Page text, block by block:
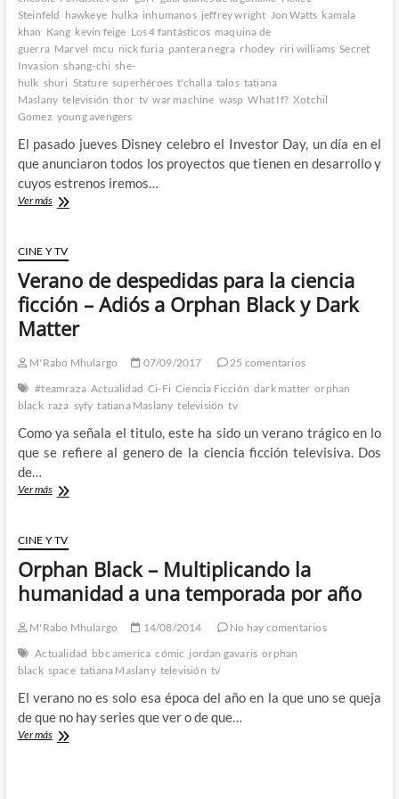
Steinfeld hawkeye hulka inhumanos jeffrey wright Jon Watts kamala
khan Kang kevin feige Los 4 fantásticos maquina de
guerra Marvel mcu nick furia pantera negra rhodey riri williams Secret
Invasion shang-chi she-
hulk shuri Stature superhéroes t'challa talos tatiana
Maslany televisión thor tv war machine wasp What If? Xotchil
Gomez young avengers
El pasado jueves Disney celebro el Investor Day, un día en el
que anunciaron todos los proyectos que tienen en desarrollo y
cuyos estrenos iremos…
Ver másDisney
casa
por
la
ventana
en
su
Day
nos
ahoga
anuncios
para
MCU
CINE Y TV
Verano de despedidas para la ciencia
ficción – Adiós a Orphan Black y Dark
Matter
M'Rabo Mhulargo 07/09/2017
25 comentarios
#teamraza Actualidad Ci-Fi Ciencia Ficción dark matter orphan
black raza syfy tatiana Maslany televisión tv
Como ya señala el titulo, este ha sido un verano trágico en lo
que se refiere al genero de la ciencia ficción televisiva. Dos
de…
Ver másVerano
para
la
ciencia
–
a
Orphan
Dark
Matter
CINE Y TV
Orphan Black – Multiplicando la
humanidad a una temporada por año
M'Rabo Mhulargo 14/08/2014
No hay comentarios
Actualidad bbc america cómic jordan gavaris orphan
black space tatiana Maslany televisión tv
El verano no es solo esa época del año en la que uno se queja
de que no hay series que ver o de que…
Ver másOrphan